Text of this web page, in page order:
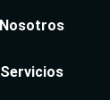
Nosotros
Servicios